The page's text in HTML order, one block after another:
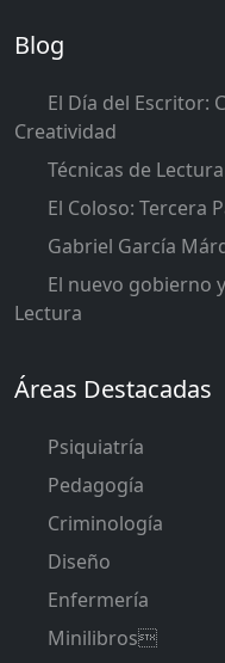
Blog
El Día del Escritor:
Creatividad
Técnicas de Lectura
El Coloso: Tercera
Gabriel García
El nuevo gobierno
Lectura
Áreas Destacadas
Psiquiatría
Pedagogía
Criminología
Diseño
Enfermería
Minilibros